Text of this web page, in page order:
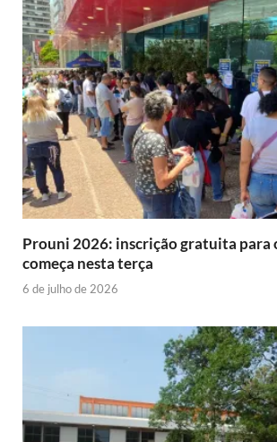
Prouni 2026: inscrição gratuita para
começa nesta terça
6 de julho de 2026